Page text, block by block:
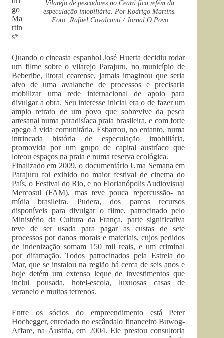
Vilarejo de pescadores no Ceará fica refém da
especulação imobiliária. Por Rodrigo Martins.
Foto: Rafael Cavalcanti / Jornal O Povo
go
Ma
rtin
s*
Quando o cineasta espanhol José Huerta decidiu rodar
um filme sobre o vilarejo Parajuru, no município de
Beberibe, litoral cearense, jamais imaginou que seria
alvo de uma avalanche de processos e precisaria
mobilizar uma rede internacional de apoio para
divulgar a obra. Seu interesse inicial era o de fazer um
amplo retrato de um povo que sobrevive da pesca
artesanal numa paradisíaca praia brasileira, e com forte
apego à vida comunitária. Esbarrou, no entanto, numa
intrincada história de especulação imobiliária,
promovida por um grupo de capital austríaco que
loteou espaços na praia e numa reserva ecológica.
Finalizado em 2009, o documentário Uma Semana em
Parajuru foi exibido no maior festival de cinema do
País, o Festival do Rio, e no Florianópolis Audiovisual
Mercosul (FAM), mas teve pouca repercussão- na
mídia brasileira. Pudera, dos parcos recursos
disponíveis para divulgar o filme, patrocinado pelo
Ministério da Cultura da França, parte significativa
teve de ser usada para pagar as custas de sete
processos por danos morais e materiais, cujos pedidos
de indenização somam 150 mil reais, e um criminal
por difamação. Todos patrocinados pela Estrela do
Mar, que se instalou na região há cerca de seis anos e
hoje detém um extenso leque de investimentos que
inclui pousada, hotel-escola, luxuosas casas de
veraneio e muitos terrenos.
Entre os sócios do empreendimento está Peter
Hochegger, enredado no escândalo financeiro Buwog-
Affare, na Áustria, em 2004. Ele prestou consultoria